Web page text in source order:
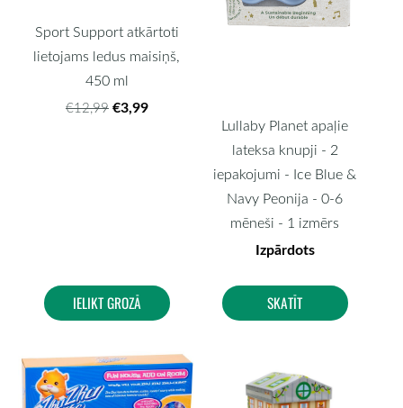
Sport Support atkārtoti
lietojams ledus maisiņš,
450 ml
€12,99 €3,99
IELIKT GROZĀ
Lullaby Planet apaļie
lateksa knupji - 2
iepakojumi - Ice Blue &
Navy Peonija - 0-6
mēneši - 1 izmērs
Izpārdots
SKATĪT